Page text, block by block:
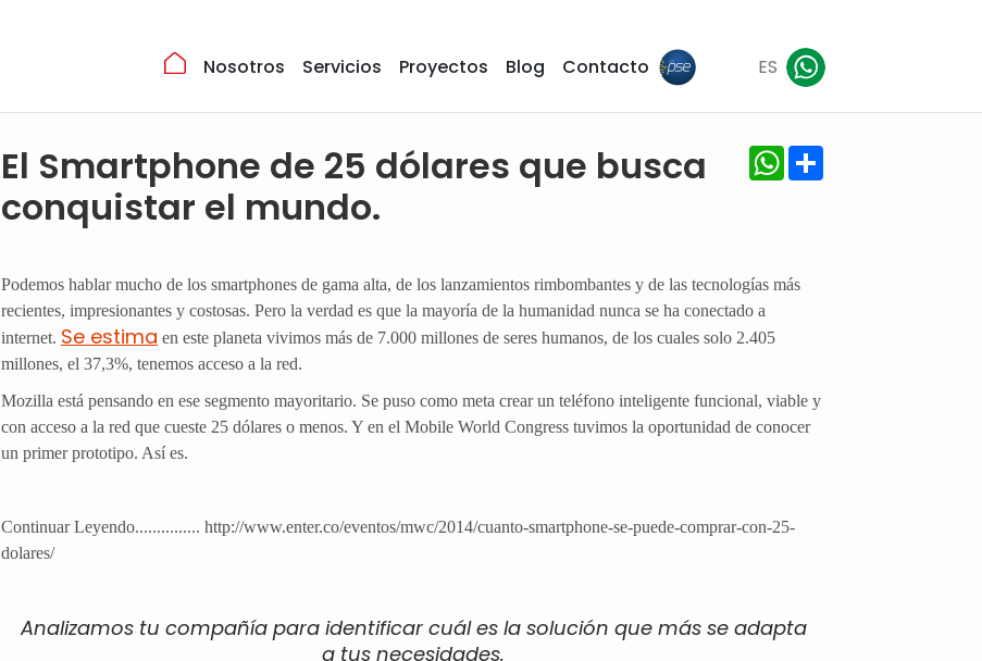
Nosotros Servicios Proyectos Blog Contacto ES
El Smartphone de 25 dólares que busca
conquistar el mundo.
WhatsApp
Podemos hablar mucho de los smartphones de gama alta, de los lanzamientos rimbombantes y de las tecnologías más
recientes, impresionantes y costosas. Pero la verdad es que la mayoría de la humanidad nunca se ha conectado a
internet. Se estima en este planeta vivimos más de 7.000 millones de seres humanos, de los cuales solo 2.405
millones, el 37,3%, tenemos acceso a la red.
Mozilla está pensando en ese segmento mayoritario. Se puso como meta crear un teléfono inteligente funcional, viable y
con acceso a la red que cueste 25 dólares o menos. Y en el Mobile World Congress tuvimos la oportunidad de conocer
un primer prototipo. Así es.
Continuar Leyendo............... http://www.enter.co/eventos/mwc/2014/cuanto-smartphone-se-puede-comprar-con-25-
dolares/
Analizamos tu compañía para identificar cuál es la solución que más se adapta
a tus necesidades.